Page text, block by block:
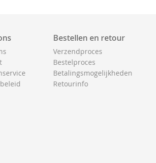
Bestellen en retour
Verzendproces
Bestelproces
Betalingsmogelijkheden
Retourinfo